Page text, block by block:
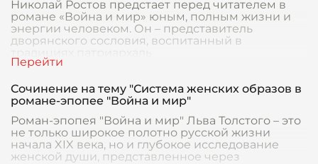
Николай Ростов предстает перед читателем в
романе «Война и мир» юным, полным жизни и
энергии человеком. Он – представитель
дворянского сословия, воспитанный в
Сочинение на тему "Система женских образов в
романе-эпопее "Война и мир"
Роман-эпопея "Война и мир" Льва Толстого – это
не только широкое полотно русской жизни
начала XIX века, но и глубокое исследование
женской души, представленное через